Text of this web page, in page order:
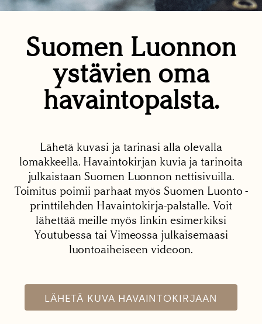
Suomen Luonnon
ystävien oma
havaintopalsta.
Lähetä kuvasi ja tarinasi alla olevalla
lomakkeella. Havaintokirjan kuvia ja tarinoita
julkaistaan Suomen Luonnon nettisivuilla.
Toimitus poimii parhaat myös Suomen Luonto -
printtilehden Havaintokirja-palstalle. Voit
lähettää meille myös linkin esimerkiksi
Youtubessa tai Vimeossa julkaisemaasi
luontoaiheiseen videoon.
LÄHETÄ KUVA HAVAINTOKIRJAAN